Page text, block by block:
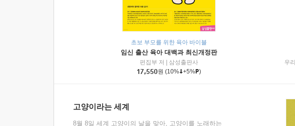
초보 부모를 위한 육아 바이블
임신 출산 육아 대백과 최신개정판
편집부 저
삼성출판사
17,550원 (10% +5% )
고양이라는 세계
8월 8일 세계 고양이의 날을 맞아, 고양이를 노래하는